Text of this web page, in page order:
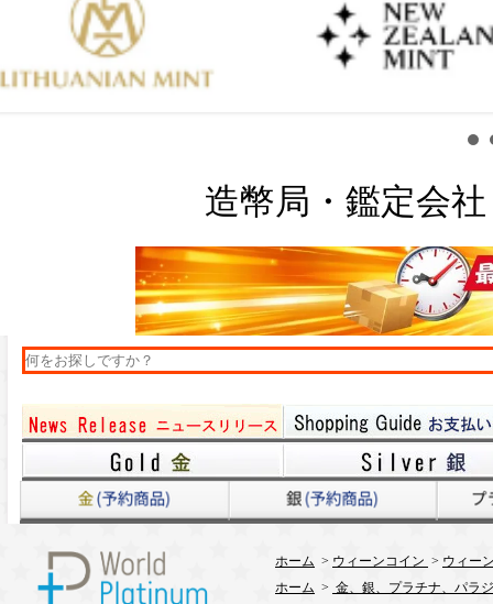
造幣局・鑑定会
ホーム > ウィーンコイン > ウィー
ホーム > 金、銀、プラチナ、パラ